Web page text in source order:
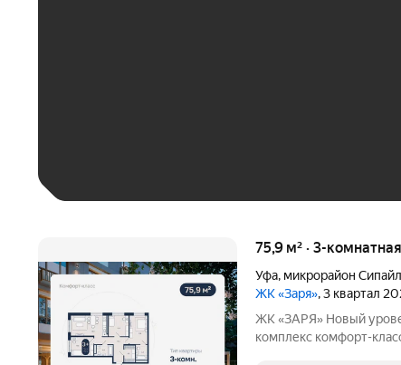
75,9 м² · 3-
Уфа, микрорайон
ЖК «Заря», 3 квартал
ЖК «ЗАРЯ» Новый уровень комфорта в Сипайлово Жилой
комплекс комфорт-